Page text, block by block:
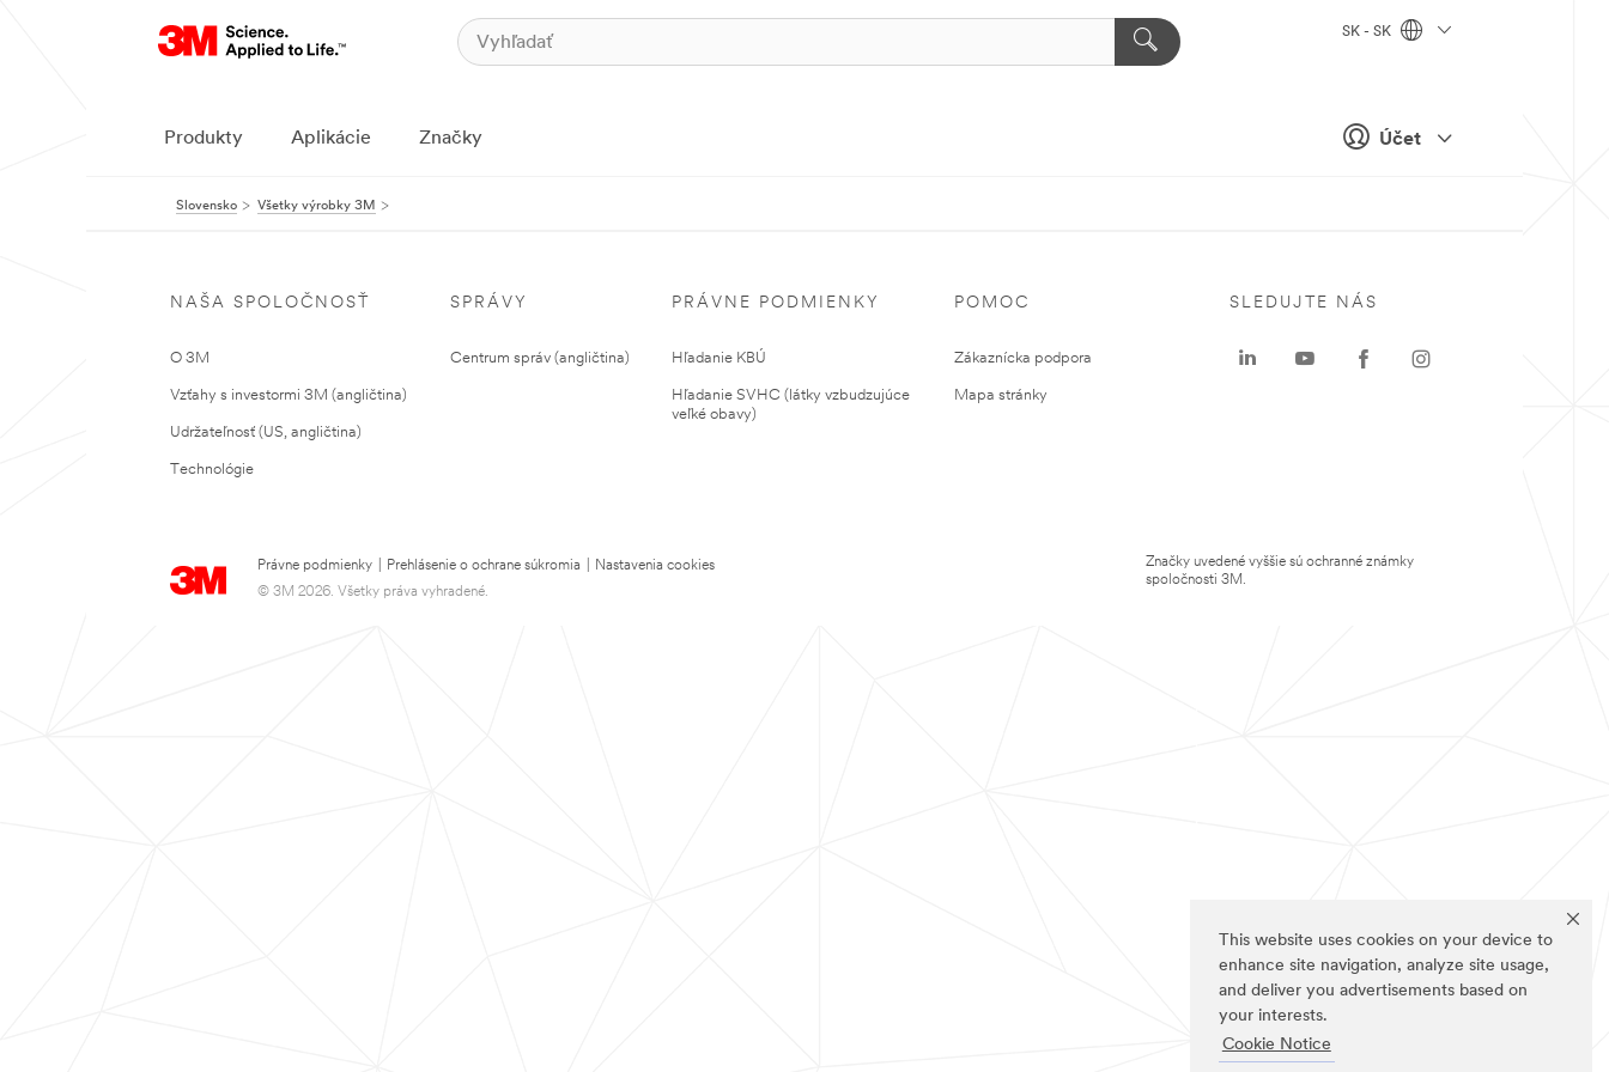
This website uses cookies on your device to
enhance site navigation, analyze site usage,
and deliver you advertisements based on
your interests.
Cookie Notice
Účet
SK - SK
Produkty Aplikácie Značky
Slovensko Všetky výrobky 3M
NAŠA SPOLOČNOSŤ
O 3M
Vzťahy s investormi 3M (angličtina)
Udržateľnosť (US, angličtina)
Technológie
SPRÁVY
Centrum správ (angličtina)
PRÁVNE PODMIENKY
Hľadanie KBÚ
Hľadanie SVHC (látky vzbudzujúce
veľké obavy)
POMOC
Zákaznícka podpora
Mapa stránky
Právne podmienky Prehlásenie o ochrane súkromia
Nastavenia cookies
© 3M 2026. Všetky práva vyhradené.
SLEDUJTE NÁS
Značky uvedené vyššie sú ochranné známky
spoločnosti 3M.